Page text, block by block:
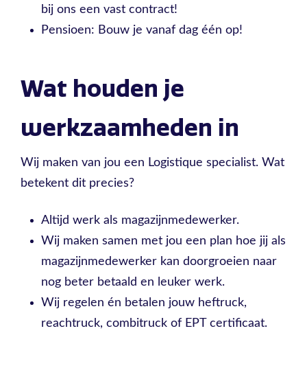
bij ons een vast contract!
Pensioen: Bouw je vanaf dag één op!
Wat houden je
werkzaamheden in
Wij maken van jou een Logistique specialist. Wat
betekent dit precies?
Altijd werk als magazijnmedewerker.
Wij maken samen met jou een plan hoe jij als
magazijnmedewerker kan doorgroeien naar
nog beter betaald en leuker werk.
Wij regelen én betalen jouw heftruck,
reachtruck, combitruck of EPT certificaat.